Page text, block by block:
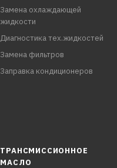
Замена охлаждающей
жидкости
Диагностика тех.жидкостей
Замена фильтров
Заправка кондиционеров
ТРАНСМИССИОННОЕ
МАСЛО